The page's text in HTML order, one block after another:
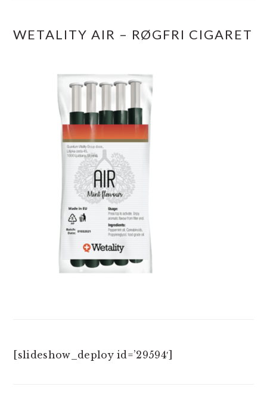
WETALITY AIR – RØGFRI CIGARET
[slideshow_deploy id=’29594′]